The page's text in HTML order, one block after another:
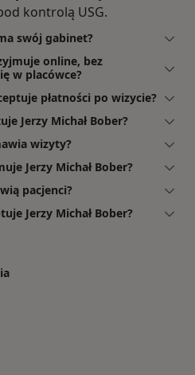
kontrolą USG.
swój gabinet?
online, bez
w placówce?
płatności po wizycie?
Jerzy Michał Bober?
wizyty?
Jerzy Michał Bober?
pacjenci?
Jerzy Michał Bober?